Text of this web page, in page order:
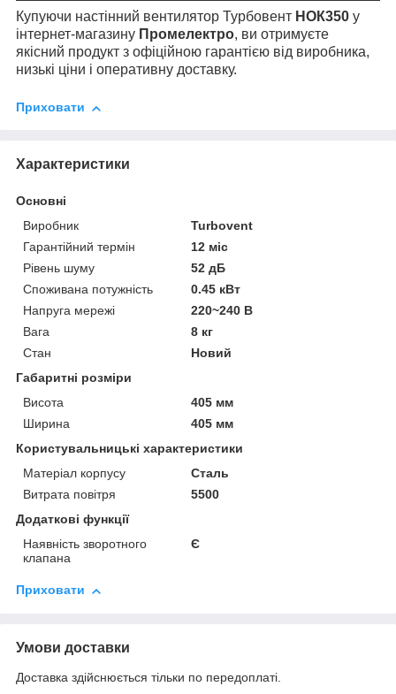
Купуючи настінний вентилятор Турбовент НОК350 у
інтернет-магазину Промелектро, ви отримуєте
якісний продукт з офіційною гарантією від виробника,
низькі ціни і оперативну доставку.
Приховати
Характеристики
Основні
Виробник
Turbovent
Гарантійний термін
12 міс
Рівень шуму
52 дБ
Споживана потужність
0.45 кВт
Напруга мережі
220~240 В
Вага
8 кг
Стан
Новий
Габаритні розміри
Висота
405 мм
Ширина
405 мм
Користувальницькі характеристики
Матеріал корпусу
Сталь
Витрата повітря
5500
Додаткові функції
Наявність зворотного
клапана
Є
Приховати
Умови доставки
Доставка здійснюється тільки по передоплаті.